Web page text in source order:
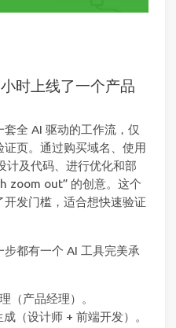
时上线了一个产品
全 AI 驱动的工作流，仅
页。通过购买域名、使用
计及代码、进行优化和部
zoom out” 的创意。这个
发门槛，适合想快速验证
都有一个 AI 工具完美承
（产品经理）。
（设计师 + 前端开发）。